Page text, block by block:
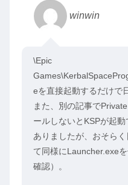
winwin
\Epic
eを直接起動するだけで
また、別の記事で
ールしないとKSPが起
ありましたが、おそら
て同様にLauncher.exe
確認）。